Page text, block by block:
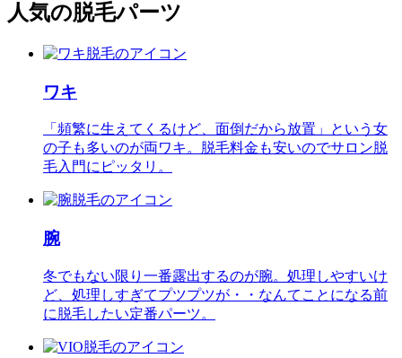
人気の脱毛パーツ
ワキ
「頻繁に生えてくるけど、面倒だから放置」という女
の子も多いのが両ワキ。脱毛料金も安いのでサロン脱
毛入門にピッタリ。
腕
冬でもない限り一番露出するのが腕。処理しやすいけ
ど、処理しすぎてプツプツが・・なんてことになる前
に脱毛したい定番パーツ。